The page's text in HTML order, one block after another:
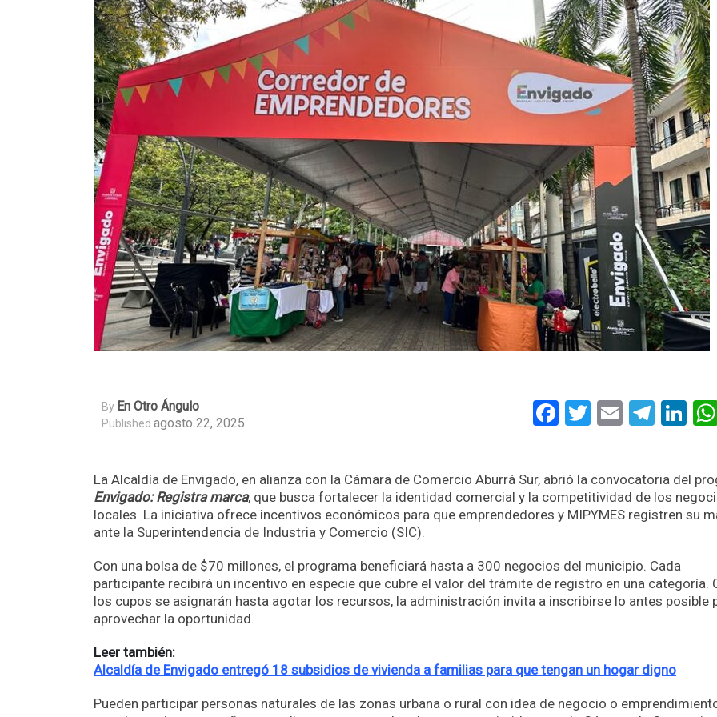
By En Otro Ángulo
Published agosto 22, 2025 Facebook
Twitter
Email
La Alcaldía de Envigado, en alianza con la Cámara de Comercio Aburrá Sur, abrió la convocatoria del
Envigado: Registra marca, que busca fortalecer la identidad comercial y la competitividad de los
locales. La iniciativa ofrece incentivos económicos para que emprendedores y MIPYMES registren su
ante la Superintendencia de Industria y Comercio (SIC).
Con una bolsa de $70 millones, el programa beneficiará hasta a 300 negocios del municipio. Cada
participante recibirá un incentivo en especie que cubre el valor del trámite de registro en una categoría.
los cupos se asignarán hasta agotar los recursos, la administración invita a inscribirse lo antes posible
aprovechar la oportunidad.
Leer también:
Alcaldía de Envigado entregó 18 subsidios de vivienda a familias para que tengan un hogar digno
Pueden participar personas naturales de las zonas urbana o rural con idea de negocio o